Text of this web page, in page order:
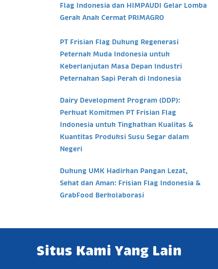
Flag Indonesia dan HIMPAUDI Gelar Lomba
Gerak Anak Cermat PRIMAGRO
PT Frisian Flag Dukung Regenerasi
Peternak Muda Indonesia untuk
Keberlanjutan Masa Depan Industri
Peternakan Sapi Perah di Indonesia
Dairy Development Program (DDP):
Perkuat Komitmen PT Frisian Flag
Indonesia untuk Tingkatkan Kualitas &
Kuantitas Produksi Susu Segar dalam
Negeri
Dukung UMK Hadirkan Pangan Lezat,
Sehat dan Aman: Frisian Flag Indonesia &
GrabFood Berkolaborasi
Situs Kami Yang Lain